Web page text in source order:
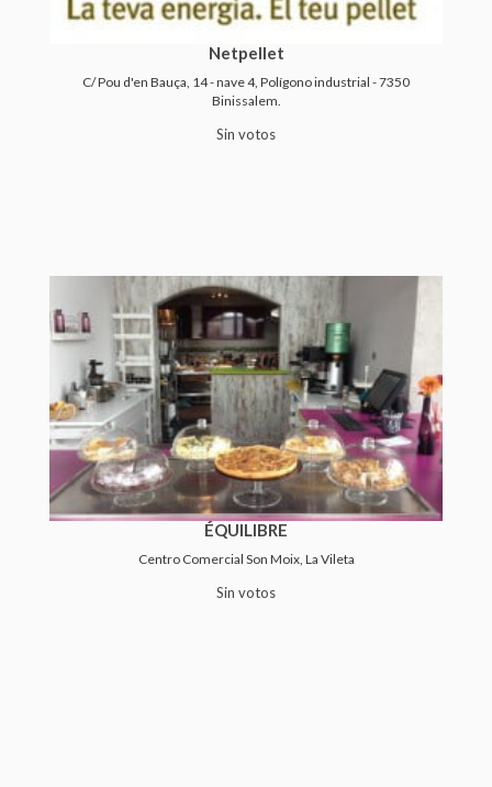
Netpellet
C/ Pou d'en Bauça, 14 - nave 4, Polígono industrial - 7350
Binissalem.
Sin votos
ÉQUILIBRE
Centro Comercial Son Moix, La Vileta
Sin votos